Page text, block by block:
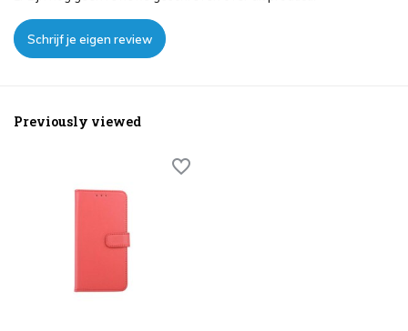
Schrijf je eigen review
Previously viewed